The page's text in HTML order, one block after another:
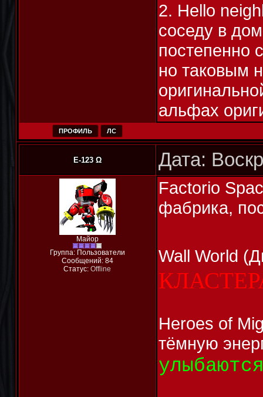
2. Hello
соседу в
постепенно
но таковым
альфах
ПРОФИЛЬ ЛС
E-123 Ω Дата:
Майор
Группа: Пользователи
Сообщений: 84
Статус: Offline
Factorio
фабрика,
Wall World
Heroes of
тёмную